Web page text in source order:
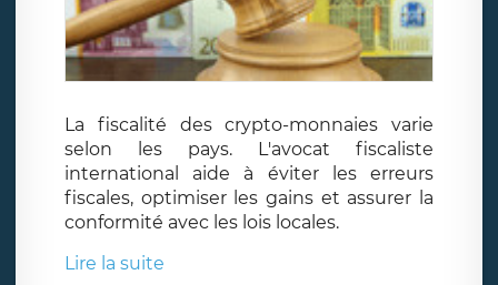
La fiscalité des crypto-monnaies varie
selon les pays. L'avocat fiscaliste
international aide à éviter les erreurs
fiscales, optimiser les gains et assurer la
conformité avec les lois locales.
Lire la suite